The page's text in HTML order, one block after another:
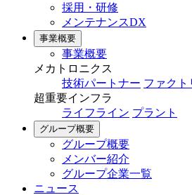
採用・研修
メンテナンスDX
事業概要
事業概要
メカトロニクス
技術パートナー ファクト
超重要インフラ
ライフライン プラント
グループ概要
グループ概要
メンバー紹介
グループ企業一覧
ニュース